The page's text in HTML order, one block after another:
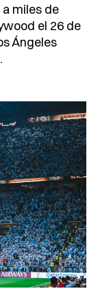
miles de
el 26 de
Ángeles